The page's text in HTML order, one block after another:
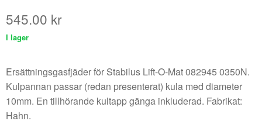
545.00 kr
I lager
Ersättningsgasfjäder för Stabilus Lift-O-Mat 082945 0350N.
Kulpannan passar (redan presenterat) kula med diameter
10mm. En tillhörande kultapp gänga inkluderad. Fabrikat:
Hahn.